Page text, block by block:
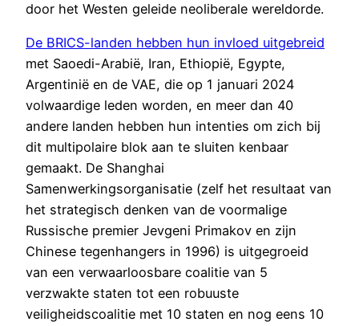
door het Westen geleide neoliberale wereldorde.
De BRICS-landen hebben hun invloed uitgebreid
met Saoedi-Arabië, Iran, Ethiopië, Egypte,
Argentinië en de VAE, die op 1 januari 2024
volwaardige leden worden, en meer dan 40
andere landen hebben hun intenties om zich bij
dit multipolaire blok aan te sluiten kenbaar
gemaakt. De Shanghai
Samenwerkingsorganisatie (zelf het resultaat van
het strategisch denken van de voormalige
Russische premier Jevgeni Primakov en zijn
Chinese tegenhangers in 1996) is uitgegroeid
van een verwaarloosbare coalitie van 5
verzwakte staten tot een robuuste
veiligheidscoalitie met 10 staten en nog eens 10